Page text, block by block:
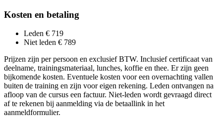
Kosten en betaling
Leden € 719
Niet leden € 789
Prijzen zijn per persoon en exclusief BTW. Inclusief certificaat van
deelname, trainingsmateriaal, lunches, koffie en thee. Er zijn geen
bijkomende kosten. Eventuele kosten voor een overnachting vallen
buiten de training en zijn voor eigen rekening. Leden ontvangen na
afloop van de cursus een factuur. Niet-leden wordt gevraagd direct
af te rekenen bij aanmelding via de betaallink in het
aanmeldformulier.